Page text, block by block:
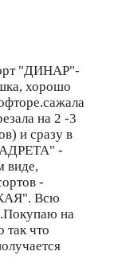
"ДИНАР"-
хорошо
на 2 -3
и сразу в
-
виде,
-
Всю
на
так что